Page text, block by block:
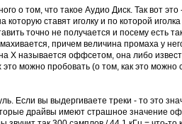
о том, что такое Аудио Диск. Так вот
которую ставят иголку и по которой
точно не получается и посему есть
причем величина промаха у
Х называется оффсетом, она либо
можно пробовать (о том, как это
Если вы выдергиваете треки - то это
драйвы имеют страшное значение